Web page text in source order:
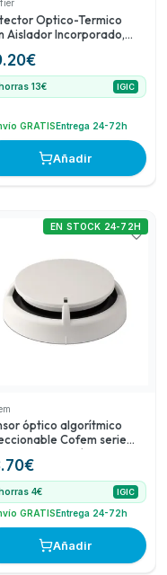
incendios.
Optico-Termico
Aislador Incorporado,
€
13€ IGIC
GRATISEntrega 24-72h
Añadir
óptico algorítmico
Cofem serie
para detección de humo
€
EN STOCK 24-72H
4€ IGIC
GRATIS Entrega 24-72h
Añadir